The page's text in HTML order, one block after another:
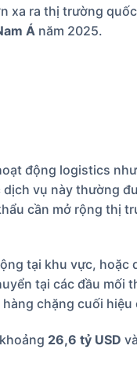
xa ra thị trường
Á năm 2025.
động logistics
vụ này thường
cần mở rộng thị
tại khu vực, hoặc
tại các đầu mối
chặng cuối hiệu
26,6 tỷ USD